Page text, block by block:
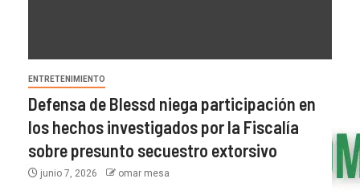
ENTRETENIMIENTO
Defensa de Blessd niega participación en
los hechos investigados por la Fiscalía
sobre presunto secuestro extorsivo
junio 7, 2026 omar mesa